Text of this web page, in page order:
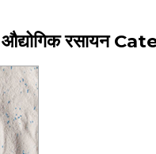
रसायन